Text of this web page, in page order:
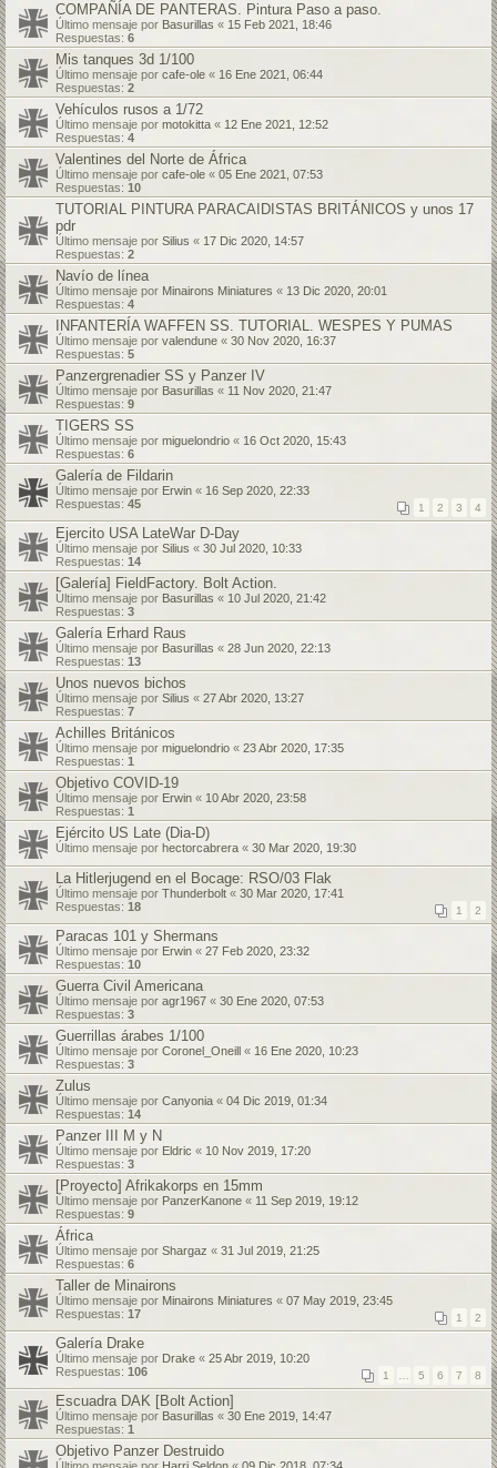
COMPAÑÍA DE PANTERAS. Pintura Paso a paso.
Último mensaje por Basurillas « 15 Feb 2021, 18:46
Respuestas: 6
Mis tanques 3d 1/100
Último mensaje por cafe-ole « 16 Ene 2021, 06:44
Respuestas: 2
Vehículos rusos a 1/72
Último mensaje por motokitta « 12 Ene 2021, 12:52
Respuestas: 4
Valentines del Norte de África
Último mensaje por cafe-ole « 05 Ene 2021, 07:53
Respuestas: 10
TUTORIAL PINTURA PARACAIDISTAS BRITÁNICOS y unos 17
pdr
Último mensaje por Silius « 17 Dic 2020, 14:57
Respuestas: 2
Navío de línea
Último mensaje por Minairons Miniatures « 13 Dic 2020, 20:01
Respuestas: 4
INFANTERÍA WAFFEN SS. TUTORIAL. WESPES Y PUMAS
Último mensaje por valendune « 30 Nov 2020, 16:37
Respuestas: 5
Panzergrenadier SS y Panzer IV
Último mensaje por Basurillas « 11 Nov 2020, 21:47
Respuestas: 9
TIGERS SS
Último mensaje por miguelondrio « 16 Oct 2020, 15:43
Respuestas: 6
Galería de Fildarin
Último mensaje por Erwin « 16 Sep 2020, 22:33
Respuestas: 45 1 2 3 4
Ejercito USA LateWar D-Day
Último mensaje por Silius « 30 Jul 2020, 10:33
Respuestas: 14
[Galería] FieldFactory. Bolt Action.
Último mensaje por Basurillas « 10 Jul 2020, 21:42
Respuestas: 3
Galería Erhard Raus
Último mensaje por Basurillas « 28 Jun 2020, 22:13
Respuestas: 13
Unos nuevos bichos
Último mensaje por Silius « 27 Abr 2020, 13:27
Respuestas: 7
Achilles Británicos
Último mensaje por miguelondrio « 23 Abr 2020, 17:35
Respuestas: 1
Objetivo COVID-19
Último mensaje por Erwin « 10 Abr 2020, 23:58
Respuestas: 1
Ejército US Late (Dia-D)
Último mensaje por hectorcabrera « 30 Mar 2020, 19:30
La Hitlerjugend en el Bocage: RSO/03 Flak
Último mensaje por Thunderbolt « 30 Mar 2020, 17:41
Respuestas: 18 1 2
Paracas 101 y Shermans
Último mensaje por Erwin « 27 Feb 2020, 23:32
Respuestas: 10
Guerra Civil Americana
Último mensaje por agr1967 « 30 Ene 2020, 07:53
Respuestas: 3
Guerrillas árabes 1/100
Último mensaje por Coronel_Oneill « 16 Ene 2020, 10:23
Respuestas: 3
Zulus
Último mensaje por Canyonia « 04 Dic 2019, 01:34
Respuestas: 14
Panzer III M y N
Último mensaje por Eldric « 10 Nov 2019, 17:20
Respuestas: 3
[Proyecto] Afrikakorps en 15mm
Último mensaje por PanzerKanone « 11 Sep 2019, 19:12
Respuestas: 9
África
Último mensaje por Shargaz « 31 Jul 2019, 21:25
Respuestas: 6
Taller de Minairons
Último mensaje por Minairons Miniatures « 07 May 2019, 23:45
Respuestas: 17 1 2
Galería Drake
Último mensaje por Drake « 25 Abr 2019, 10:20
Respuestas: 106 1 5 6 7 8
Escuadra DAK [Bolt Action]
Último mensaje por Basurillas « 30 Ene 2019, 14:47
Respuestas: 1
Objetivo Panzer Destruido